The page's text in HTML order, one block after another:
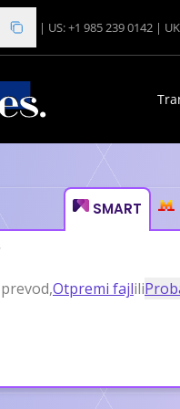
| US: +1 985 239 0142 |